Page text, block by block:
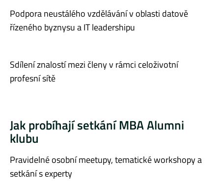
Podpora neustálého vzdělávání v oblasti datově
řízeného byznysu a IT leadershipu
Sdílení znalostí mezi členy v rámci celoživotní
profesní sítě
Jak probíhají setkání MBA Alumni
klubu
Pravidelné osobní meetupy, tematické workshopy a
setkání s experty